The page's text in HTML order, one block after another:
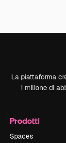
La piattaforma
1 milione di
Prodotti
Spaces